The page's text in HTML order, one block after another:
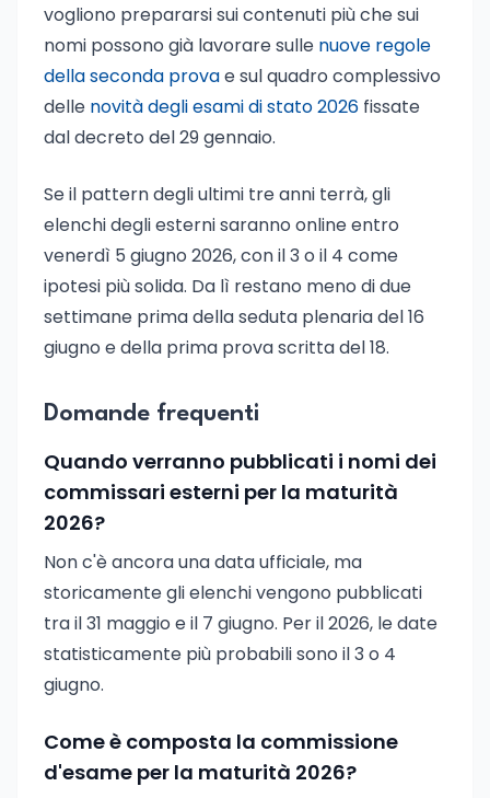
vogliono prepararsi sui contenuti più che sui
nomi possono già lavorare sulle nuove regole
della seconda provae sul quadro complessivo
delle novità degli esami di stato 2026 fissate
dal decreto del 29 gennaio.
Se il pattern degli ultimi tre anni terrà, gli
elenchi degli esterni saranno online entro
venerdì 5 giugno 2026, con il 3 o il 4 come
ipotesi più solida. Da lì restano meno di due
settimane prima della seduta plenaria del 16
giugno e della prima prova scritta del 18.
Domande frequenti
Quando verranno pubblicati i nomi dei
commissari esterni per la maturità
2026?
Non c'è ancora una data ufficiale, ma
storicamente gli elenchi vengono pubblicati
tra il 31 maggio e il 7 giugno. Per il 2026, le date
statisticamente più probabili sono il 3 o 4
giugno.
Come è composta la commissione
d'esame per la maturità 2026?